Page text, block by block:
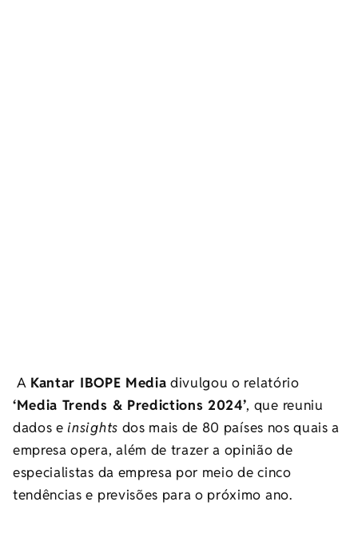
A Kantar IBOPE Media divulgou o relatório
‘Media Trends & Predictions 2024’, que reuniu
dados einsights dos mais de 80 países nos quais a
empresa opera, além de trazer a opinião de
especialistas da empresa por meio de cinco
tendências e previsões para o próximo ano.